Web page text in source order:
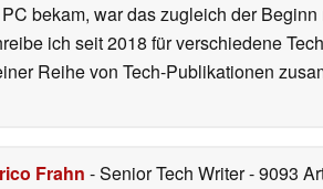
bekam, war das zugleich der
ich seit 2018 für verschiedene
Reihe von Tech-Publikationen
Frahn - Senior Tech Writer- 9093